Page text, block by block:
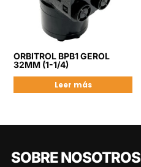
ORBITROL BPB1 GEROL
32MM (1-1/4)
Leer más
SOBRE NOSOTROS